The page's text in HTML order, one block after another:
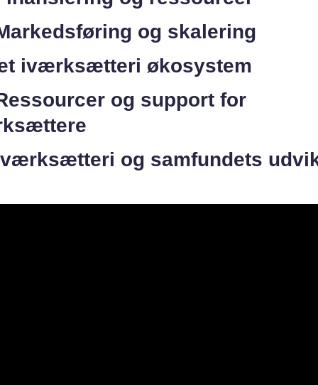
og skalering
iværksætteri økosystem
og support for
og samfundets